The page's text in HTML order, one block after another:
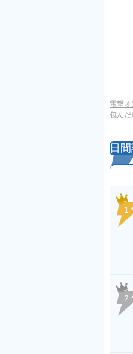
電撃オ
包んだ
日
1
2